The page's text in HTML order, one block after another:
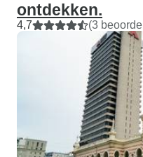
ontdekken.
4,7 (3